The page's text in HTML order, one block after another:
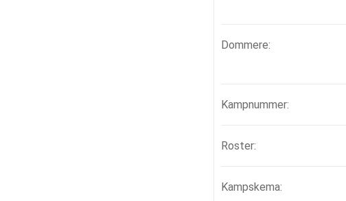
Dommere:
Kampnummer:
Roster:
Kampskema: